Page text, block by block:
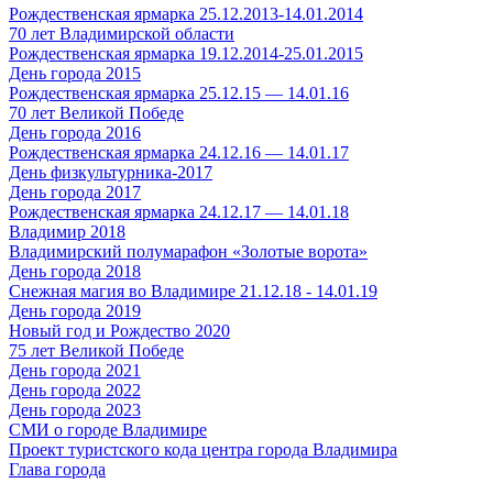
Рождественская ярмарка 25.12.2013-14.01.2014
70 лет Владимирской области
Рождественская ярмарка 19.12.2014-25.01.2015
День города 2015
Рождественская ярмарка 25.12.15 — 14.01.16
70 лет Великой Победе
День города 2016
Рождественская ярмарка 24.12.16 — 14.01.17
День физкультурника-2017
День города 2017
Рождественская ярмарка 24.12.17 — 14.01.18
Владимир 2018
Владимирский полумарафон «Золотые ворота»
День города 2018
Снежная магия во Владимире 21.12.18 - 14.01.19
День города 2019
Новый год и Рождество 2020
75 лет Великой Победе
День города 2021
День города 2022
День города 2023
СМИ о городе Владимире
Проект туристского кода центра города Владимира
Глава города